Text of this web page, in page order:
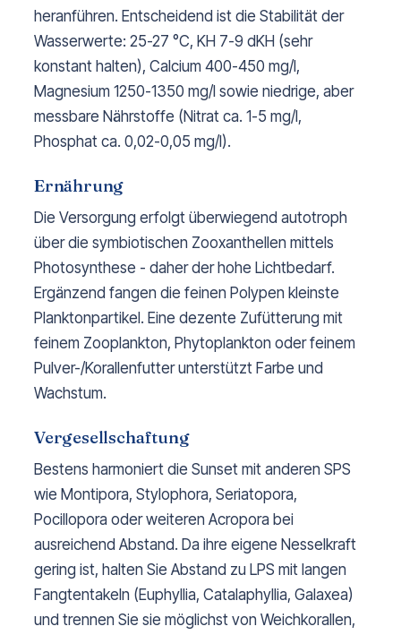
heranführen. Entscheidend ist die Stabilität der
Wasserwerte: 25-27 °C, KH 7-9 dKH (sehr
konstant halten), Calcium 400-450 mg/l,
Magnesium 1250-1350 mg/l sowie niedrige, aber
messbare Nährstoffe (Nitrat ca. 1-5 mg/l,
Phosphat ca. 0,02-0,05 mg/l).
Ernährung
Die Versorgung erfolgt überwiegend autotroph
über die symbiotischen Zooxanthellen mittels
Photosynthese - daher der hohe Lichtbedarf.
Ergänzend fangen die feinen Polypen kleinste
Planktonpartikel. Eine dezente Zufütterung mit
feinem Zooplankton, Phytoplankton oder feinem
Pulver-/Korallenfutter unterstützt Farbe und
Wachstum.
Vergesellschaftung
Bestens harmoniert die Sunset mit anderen SPS
wie Montipora, Stylophora, Seriatopora,
Pocillopora oder weiteren Acropora bei
ausreichend Abstand. Da ihre eigene Nesselkraft
gering ist, halten Sie Abstand zu LPS mit langen
Fangtentakeln (Euphyllia, Catalaphyllia, Galaxea)
und trennen Sie sie möglichst von Weichkorallen,